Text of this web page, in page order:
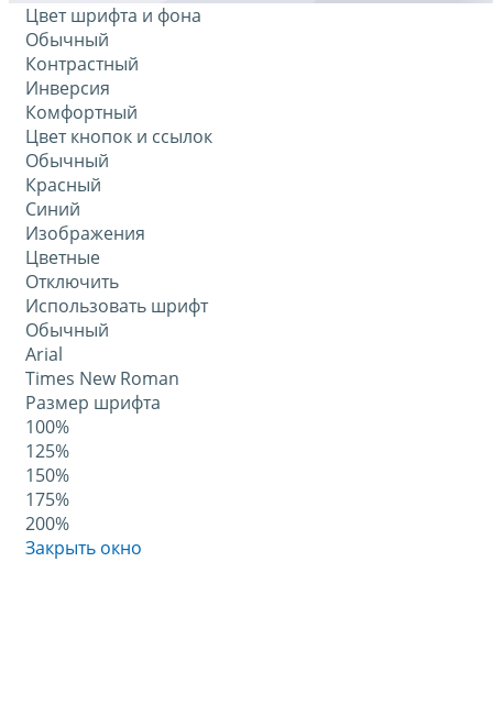
Цвет шрифта и фона
Обычный
Контрастный
Инверсия
Комфортный
Цвет кнопок и ссылок
Обычный
Красный
Синий
Изображения
Цветные
Отключить
Использовать шрифт
Обычный
Arial
Times New Roman
Размер шрифта
100%
125%
150%
175%
200%
Закрыть окно